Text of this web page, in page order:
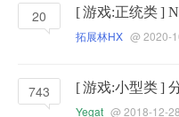
20 [游戏:正统类]
拓展林HX @ 2020-
743 [游戏:小型类]
Yegat @ 2018-12-28